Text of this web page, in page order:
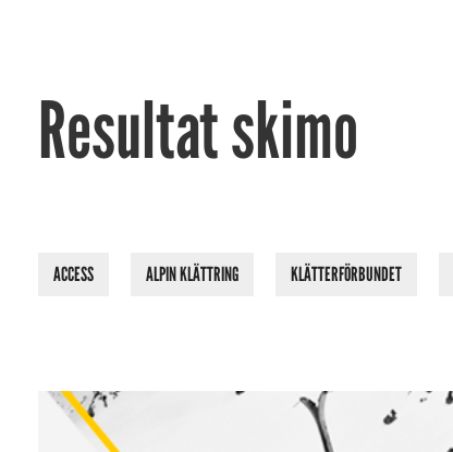
Resultat skimo
ACCESS ALPIN KLÄTTRING KLÄTTERFÖRBUNDET